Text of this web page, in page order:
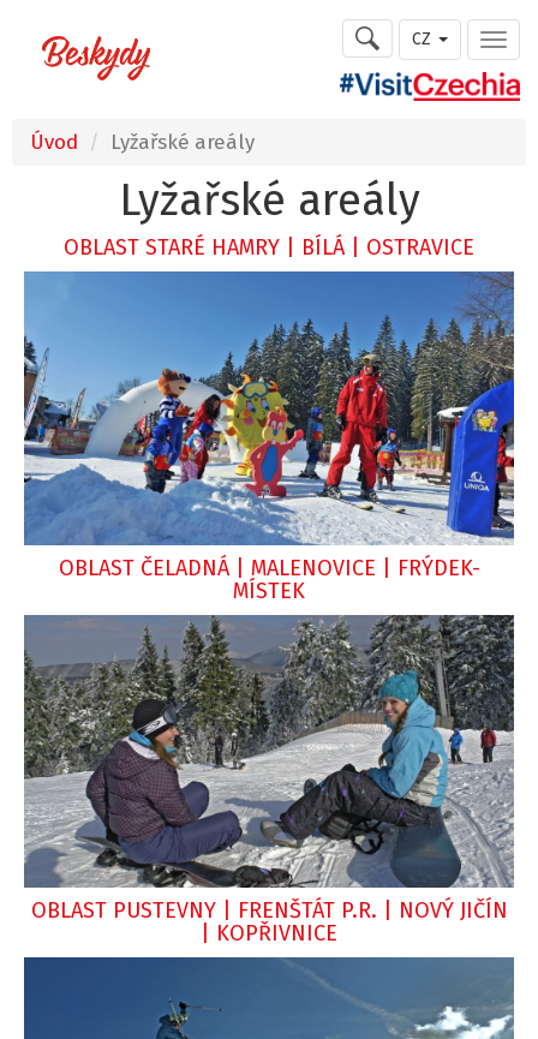
CZ
Úvod Lyžařské areály
Lyžařské areály
OBLAST STARÉ HAMRY | BÍLÁ | OSTRAVICE
OBLAST ČELADNÁ | MALENOVICE | FRÝDEK-
MÍSTEK
OBLAST PUSTEVNY | FRENŠTÁT P.R. | NOVÝ JIČÍN
| KOPŘIVNICE